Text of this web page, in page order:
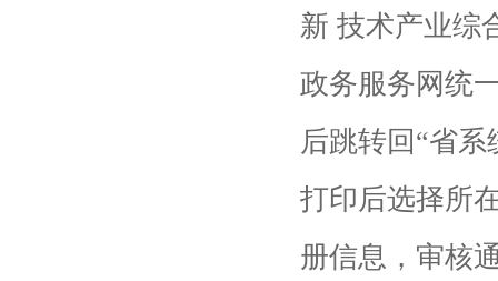
新 技术产业综
政务服务网统
后跳转回“省
打印后选择所
册信息，审核